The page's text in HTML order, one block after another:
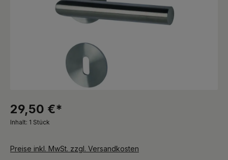
29,50 €*
Inhalt: 1 Stück
Preise inkl. MwSt. zzgl. Versandkosten